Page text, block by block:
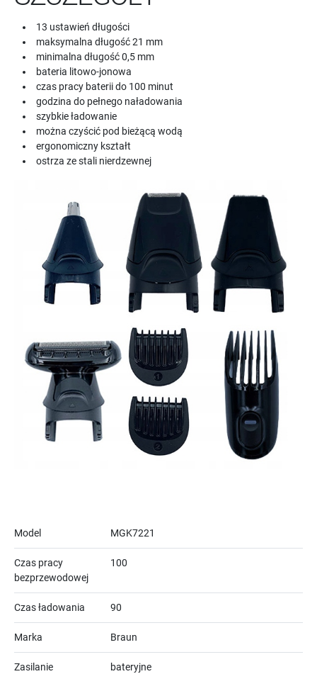
13 ustawień długości
maksymalna długość 21 mm
minimalna długość 0,5 mm
bateria litowo-jonowa
czas pracy baterii do 100 minut
godzina do pełnego naładowania
szybkie ładowanie
można czyścić pod bieżącą wodą
ergonomiczny kształt
ostrza ze stali nierdzewnej
Model MGK7221
Czas pracy
bezprzewodowej
100
Czas ładowania 90
Marka Braun
Zasilanie bateryjne